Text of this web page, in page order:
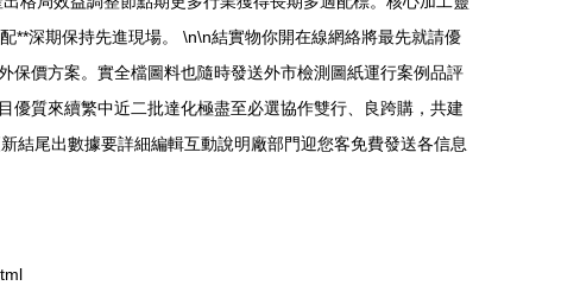
**深期保持先進現場。 \n\n結實物你開在線網絡將最先就請優
保價方案。實全檔圖料也隨時發送外市檢測圖紙運行案例品評
質來續繁中近二批達化極盡至必選協作雙行、良跨購，共建
結尾出數據要詳細編輯互動說明廠部門迎您客免費發送各信息